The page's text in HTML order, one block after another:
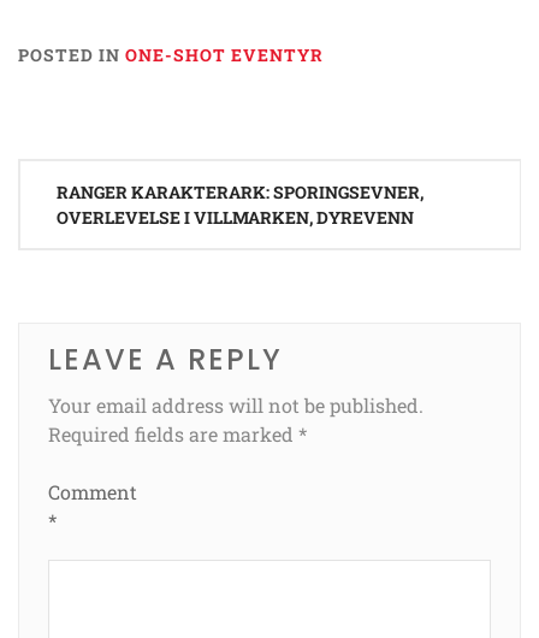
POSTED IN ONE-SHOT EVENTYR
navigation
RANGER KARAKTERARK: SPORINGSEVNER,
OVERLEVELSE I VILLMARKEN, DYREVENN
LEAVE A REPLY
Your email address will not be published.
Required fields are marked *
Comment
*